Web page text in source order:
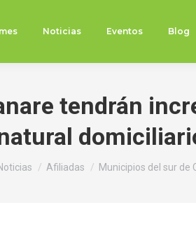
Noticias Eventos Blog
tendrán
Afiliadas Municipios del sur de